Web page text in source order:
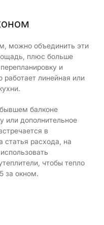
можно объединить эти
плюс больше
и
работает линейная или
балконе
или дополнительное
в
статья расхода, на
чтобы тепло
за окном.